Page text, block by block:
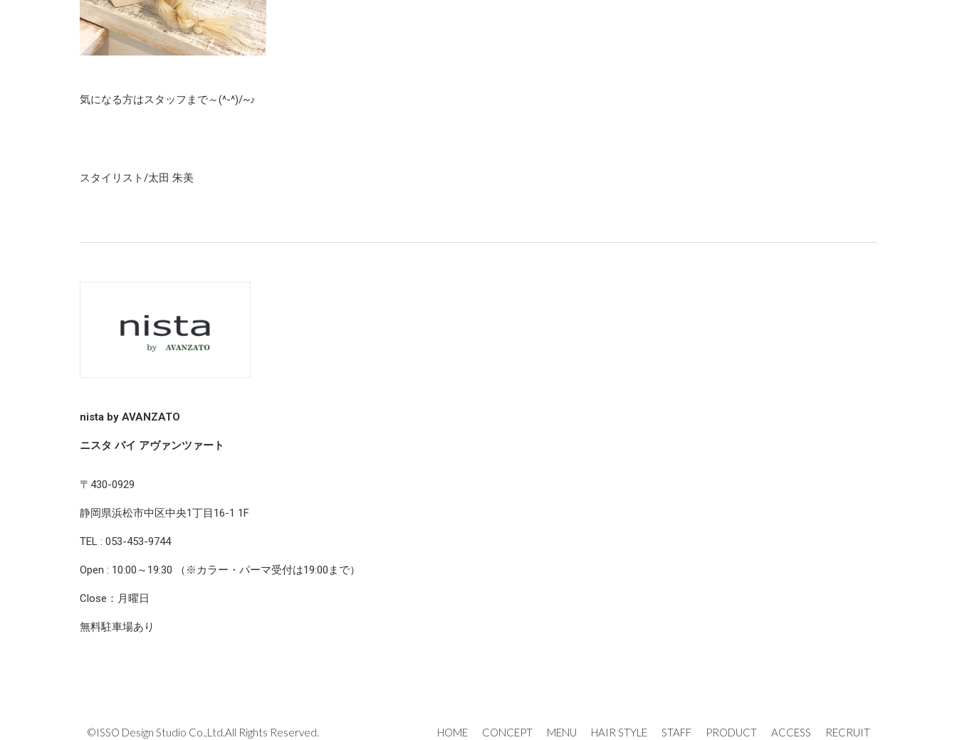
気になる方はスタッフまで～(^-^)/~♪
スタイリスト/太田 朱美
nista by AVANZATO
ニスタ バイ アヴァンツァート
〒430-0929
静岡県浜松市中区中央1丁目16-1 1F
TEL : 053-453-9744
Open : 10:00～19:30 （※カラー・パーマ受付は19:00まで）
Close：月曜日
無料駐車場あり
©️ISSO Design Studio Co.,Ltd.All Rights Reserved. HOME CONCEPT MENU HAIR STYLE STAFF PRODUCT ACCESS RECRUIT